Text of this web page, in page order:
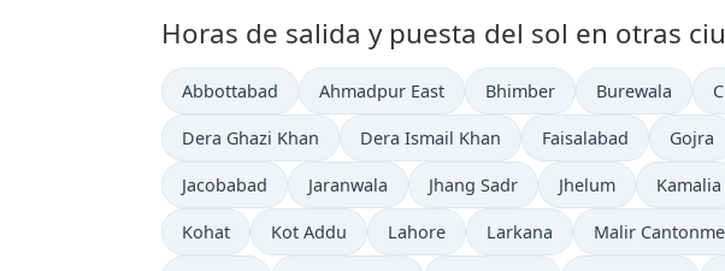
Horas de salida y puesta del sol en otras
Abbottabad Ahmadpur East Bhimber Burewala
Dera Ghazi Khan Dera Ismail Khan Faisalabad Gojra
Jacobabad Jaranwala Jhang Sadr Jhelum Kamalia
Kohat Kot Addu Lahore Larkana Malir